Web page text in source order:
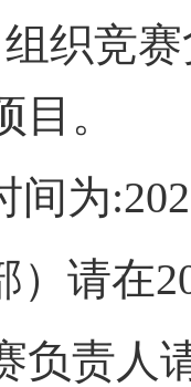
组织竞
。
间为
）请在
责人请